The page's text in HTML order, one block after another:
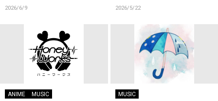
香）」各配信サービスによるキ
2026/6/9
香）」がデジタルリリース！各
も実施中！
2026/5/22
ANIME MUSIC MUSIC